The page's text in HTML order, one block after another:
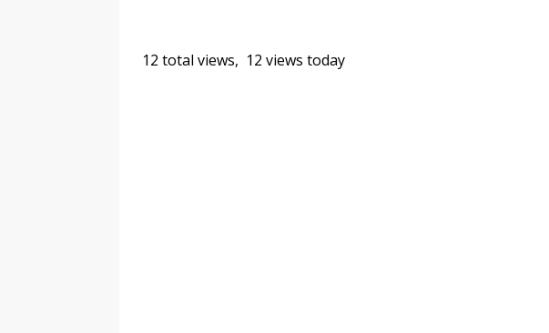
12 total views, 12 views today